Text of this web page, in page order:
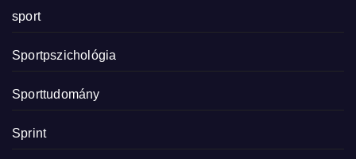
sport
Sportpszichológia
Sporttudomány
Sprint